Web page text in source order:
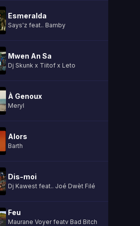
Esmeralda
Says'z feat.. Bamby
Mwen An Sa
Dj Skunk x Tiitof x Leto
À Genoux
Meryl
Alors
Barth
Dis-moi
Dj Kawest feat.. Joé Dwèt Filé
Feu
Maurane Voyer featv Bad Bitch